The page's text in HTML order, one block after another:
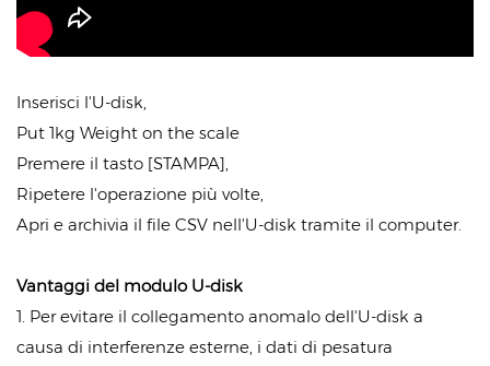
Inserisci l'U-disk,
Put 1kg Weight on the scale
Premere il tasto [STAMPA],
Ripetere l'operazione più volte,
Apri e archivia il file CSV nell'U-disk tramite il computer.
Vantaggi del modulo U-disk
1. Per evitare il collegamento anomalo dell'U-disk a
causa di interferenze esterne, i dati di pesatura